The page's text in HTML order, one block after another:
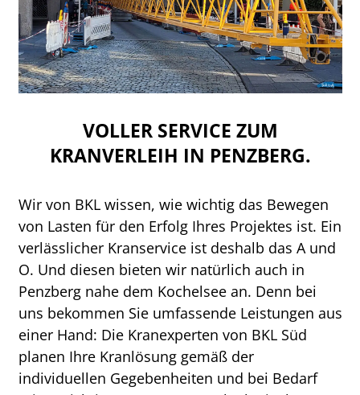
VOLLER SERVICE ZUM
KRANVERLEIH IN PENZBERG.
Wir von BKL wissen, wie wichtig das Bewegen
von Lasten für den Erfolg Ihres Projektes ist. Ein
verlässlicher Kranservice ist deshalb das A und
O. Und diesen bieten wir natürlich auch in
Penzberg nahe dem Kochelsee an. Denn bei
uns bekommen Sie umfassende Leistungen aus
einer Hand: Die Kranexperten von BKL Süd
planen Ihre Kranlösung gemäß der
individuellen Gegebenheiten und bei Bedarf